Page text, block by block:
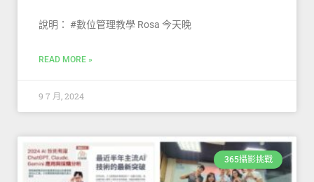
說明： #數位管理教學 Rosa 今天晚
READ MORE »
9 7 月, 2024
365攝影挑戰